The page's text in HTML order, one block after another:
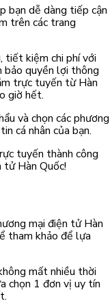
bạn dễ dàng tiếp cận
trên các trang
tiết kiệm chi phí với
bảo quyền lợi thông
trực tuyến từ Hàn
giờ hết.
và chọn các phương
cá nhân của bạn.
tuyến thành công
Hàn Quốc!
mại điện tử Hàn
tham khảo để lựa
mất nhiều thời
chọn 1 đơn vị uy tín